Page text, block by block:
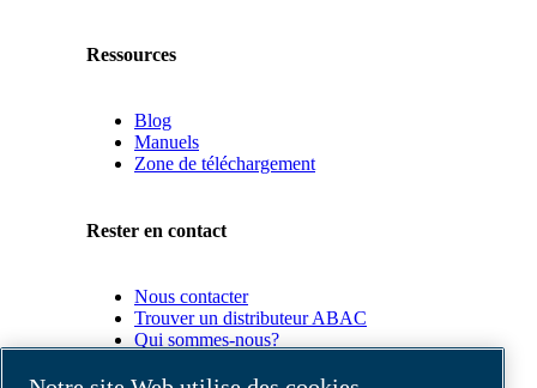
Ressources
Blog
Manuels
Zone de téléchargement
Rester en contact
Nous contacter
Trouver un distributeur ABAC
Qui sommes-nous?